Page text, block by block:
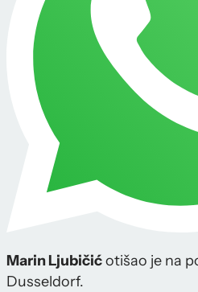
Marin Ljubičićotišao je na
Dusseldorf.